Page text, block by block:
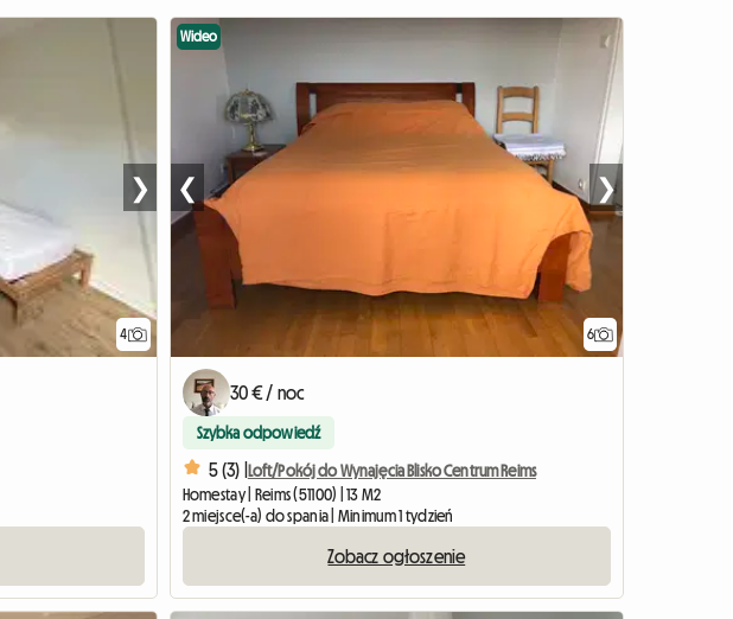
4
❯
6
Wideo
❮ ❯
30 € / noc
Szybka odpowiedź
5 (3) |
Loft/Pokój do Wynajęcia Blisko Centrum Reims
Homestay | Reims (51100) | 13 M2
2 miejsce(-a) do spania | Minimum 1 tydzień
Zobacz ogłoszenie